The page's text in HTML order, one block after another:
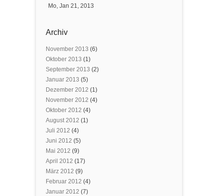
Mo, Jan 21, 2013
Archiv
November 2013 (6)
Oktober 2013 (1)
September 2013 (2)
Januar 2013 (5)
Dezember 2012 (1)
November 2012 (4)
Oktober 2012 (4)
August 2012 (1)
Juli 2012 (4)
Juni 2012 (5)
Mai 2012 (9)
April 2012 (17)
März 2012 (9)
Februar 2012 (4)
Januar 2012 (7)